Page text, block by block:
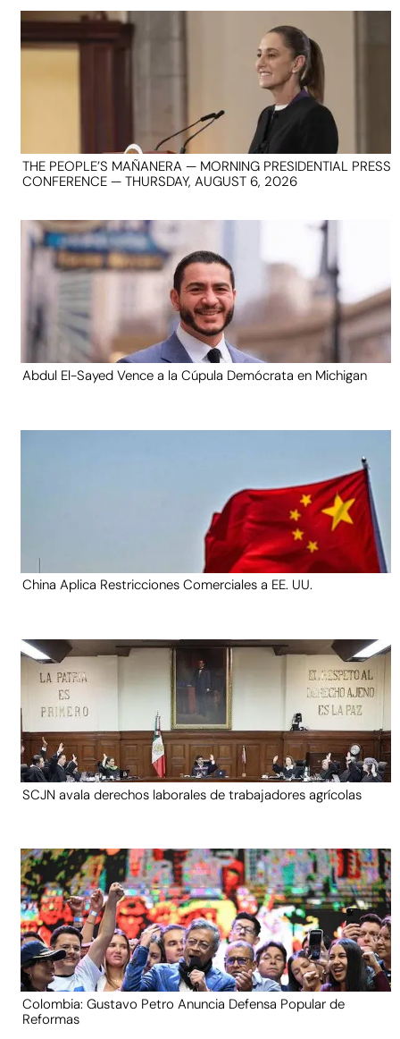
THE PEOPLE’S MAÑANERA — MORNING PRESIDENTIAL PRESS
CONFERENCE — THURSDAY, AUGUST 6, 2026
Abdul El-Sayed Vence a la Cúpula Demócrata en Michigan
China Aplica Restricciones Comerciales a EE. UU.
SCJN avala derechos laborales de trabajadores agrícolas
Colombia: Gustavo Petro Anuncia Defensa Popular de
Reformas